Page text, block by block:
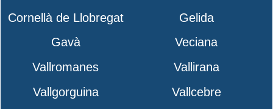
Cornellà de Llobregat
Gelida
Gavà
Veciana
Vallromanes
Vallirana
Vallgorguina
Vallcebre